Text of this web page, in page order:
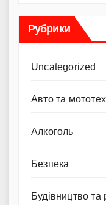
Рубрики
Uncategorized
Авто та
Алкоголь
Безпека
Будівництво та